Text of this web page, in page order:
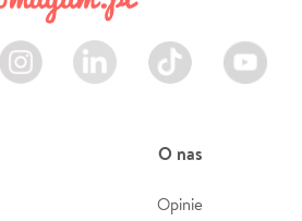
Instagram LinkedIn TikTok Youtube
O nas
Opinie